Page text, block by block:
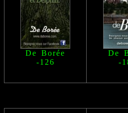
De Borée
-126
De
-